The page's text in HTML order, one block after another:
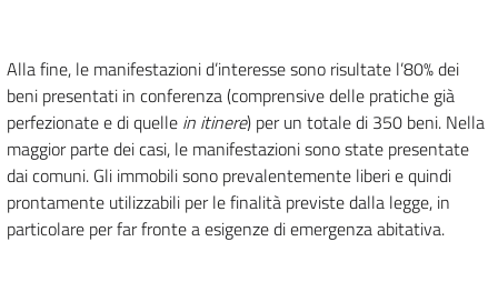
Alla fine, le manifestazioni d’interesse sono risultate l’80% dei
beni presentati in conferenza (comprensive delle pratiche già
perfezionate e di quelle in itinere) per un totale di 350 beni. Nella
maggior parte dei casi, le manifestazioni sono state presentate
dai comuni. Gli immobili sono prevalentemente liberi e quindi
prontamente utilizzabili per le finalità previste dalla legge, in
particolare per far fronte a esigenze di emergenza abitativa.